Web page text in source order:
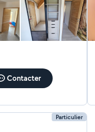
Contacter
Particulier